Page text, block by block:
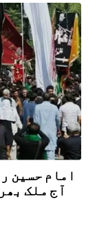
امام حسین
آج ملک